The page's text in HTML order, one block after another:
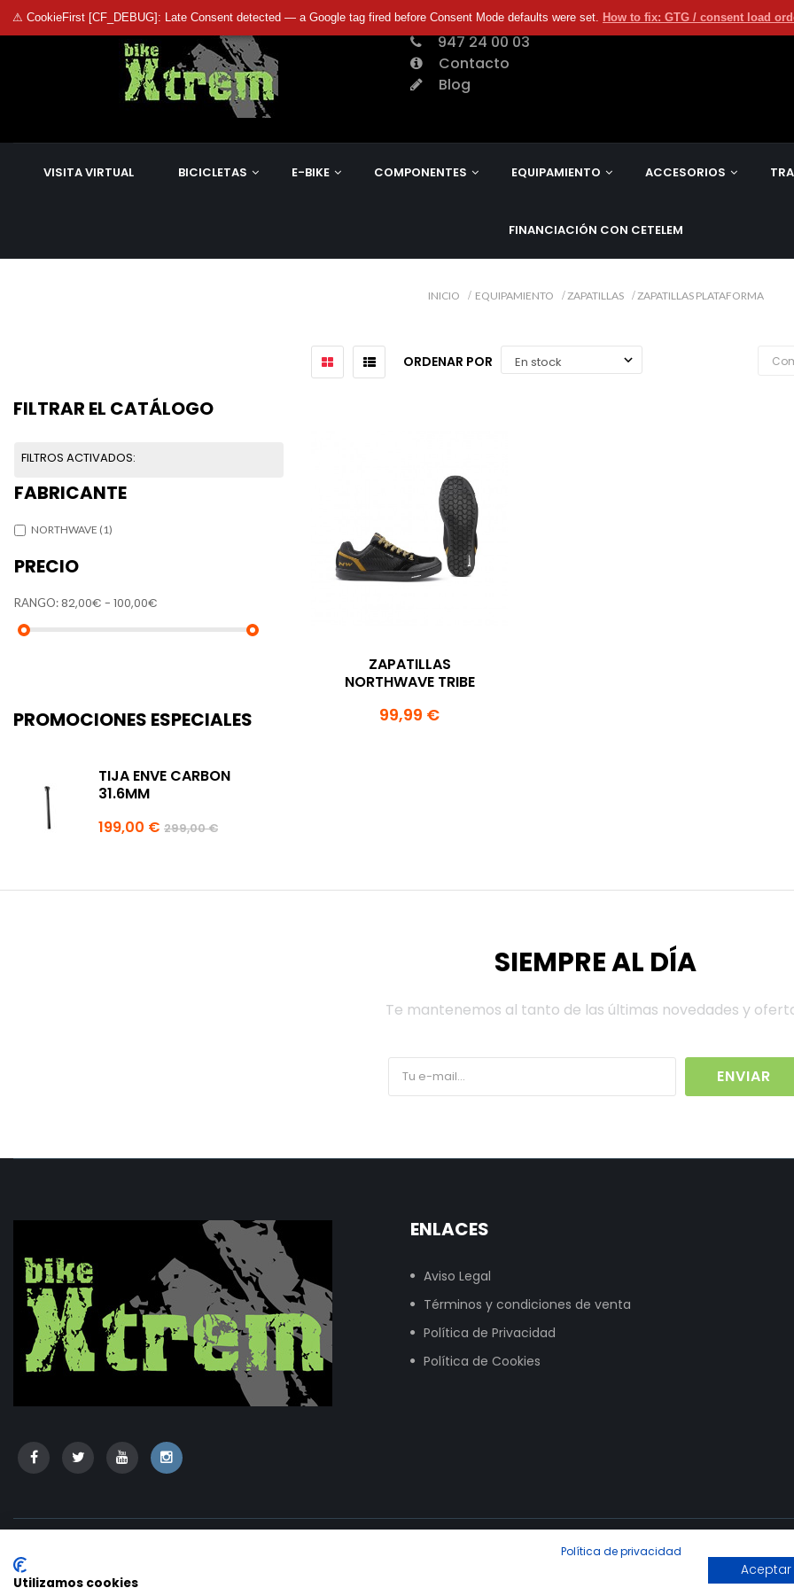
⚠ CookieFirst [CF_DEBUG]: Late Consent detected — a Google tag fired before Consent Mode defaults were set. How to fix: GTG / consent load
947 24 00 03
Contacto
Blog
VISITA VIRTUAL BICICLETAS E-BIKE COMPONENTES EQUIPAMIENTO ACCESORIOS
FINANCIACIÓN CON CETELEM
INICIO EQUIPAMIENTO ZAPATILLAS ZAPATILLAS PLATAFORMA
FILTRAR EL CATÁLOGO
FILTROS ACTIVADOS:
FABRICANTE
NORTHWAVE (1)
PRECIO
RANGO:82,00€ - 100,00€
PROMOCIONES ESPECIALES
TIJA ENVE CARBON
31.6MM
199,00 € 299,00 €
ORDENAR POR
ZAPATILLAS
NORTHWAVE TRIBE
99,99 €
SIEMPRE AL DÍA
Te mantenemos al tanto de las últimas novedades y
ENVIAR
ENLACES
Aviso Legal
Términos y condiciones de venta
Política de Privacidad
Política de Cookies
Copyright © 2020 - Bikextrem | Desarrollo:
Política de privacidad
Utilizamos cookies